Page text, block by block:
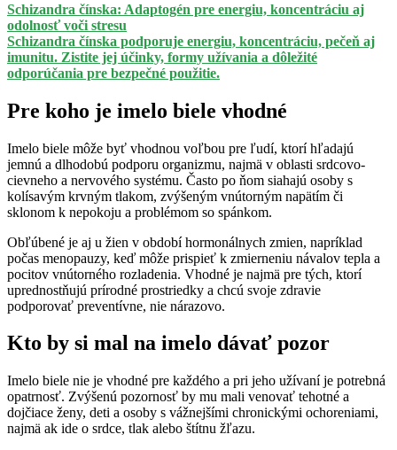
Schizandra čínska: Adaptogén pre energiu, koncentráciu aj
odolnosť voči stresu
Schizandra čínska podporuje energiu, koncentráciu, pečeň aj
imunitu. Zistite jej účinky, formy užívania a dôležité
odporúčania pre bezpečné použitie.
Pre koho je imelo biele vhodné
Imelo biele môže byť vhodnou voľbou pre ľudí, ktorí hľadajú
jemnú a dlhodobú podporu organizmu, najmä v oblasti srdcovo-
cievneho a nervového systému. Často po ňom siahajú osoby s
kolísavým krvným tlakom, zvýšeným vnútorným napätím či
sklonom k nepokoju a problémom so spánkom.
Obľúbené je aj u žien v období hormonálnych zmien, napríklad
počas menopauzy, keď môže prispieť k zmierneniu návalov tepla a
pocitov vnútorného rozladenia. Vhodné je najmä pre tých, ktorí
uprednostňujú prírodné prostriedky a chcú svoje zdravie
podporovať preventívne, nie nárazovo.
Kto by si mal na imelo dávať pozor
Imelo biele nie je vhodné pre každého a pri jeho užívaní je potrebná
opatrnosť. Zvýšenú pozornosť by mu mali venovať tehotné a
dojčiace ženy, deti a osoby s vážnejšími chronickými ochoreniami,
najmä ak ide o srdce, tlak alebo štítnu žľazu.